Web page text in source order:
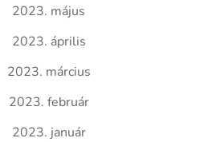
2023. május
2023. április
2023. március
2023. február
2023. január